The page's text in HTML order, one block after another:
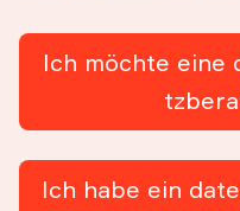
Ich möchte eine
Ich habe ein